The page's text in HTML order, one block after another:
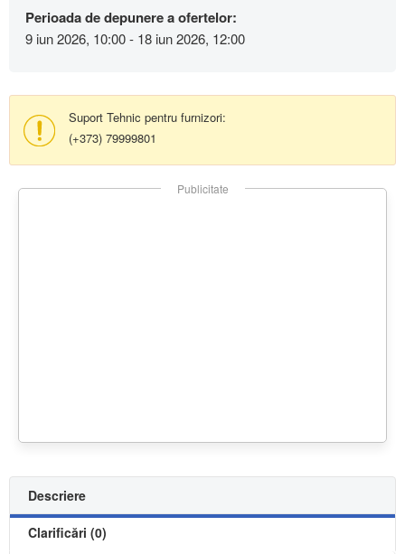
Perioada de depunere a ofertelor:
9 iun 2026, 10:00 - 18 iun 2026, 12:00
Suport Tehnic pentru furnizori:
(+373) 79999801
Publicitate
Descriere
Clarificări (0)